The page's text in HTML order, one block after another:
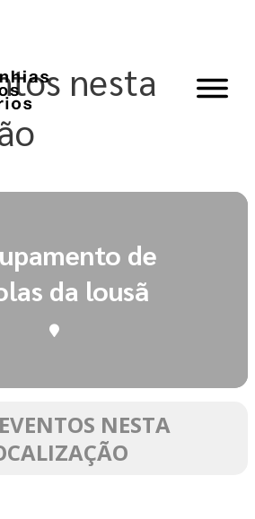
nesta
de
da lousã
NESTA